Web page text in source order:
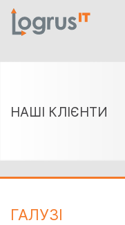
НАШІ КЛІЄНТИ
ГАЛУЗI